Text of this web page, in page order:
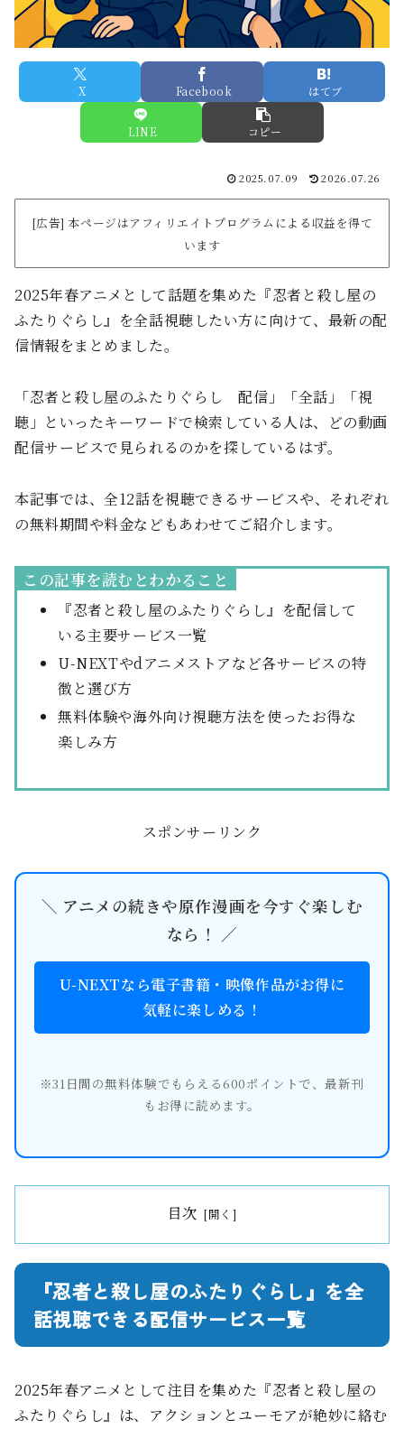
X Facebook はてブ
LINE コピー
2025.07.09 2026.07.26
[広告] 本ページはアフィリエイトプログラムによる収益を得て
います
2025年春アニメとして話題を集めた『忍者と殺し屋の
ふたりぐらし』を全話視聴したい方に向けて、最新の配
信情報をまとめました。
「忍者と殺し屋のふたりぐらし 配信」「全話」「視
聴」といったキーワードで検索している人は、どの動画
配信サービスで見られるのかを探しているはず。
本記事では、全12話を視聴できるサービスや、それぞれ
の無料期間や料金などもあわせてご紹介します。
この記事を読むとわかること
『忍者と殺し屋のふたりぐらし』を配信して
いる主要サービス一覧
U-NEXTやdアニメストアなど各サービスの特
徴と選び方
無料体験や海外向け視聴方法を使ったお得な
楽しみ方
スポンサーリンク
＼ アニメの続きや原作漫画を今すぐ楽しむ
なら！ ／
U-NEXTなら電子書籍・映像作品がお得に
気軽に楽しめる！
※31日間の無料体験でもらえる600ポイントで、最新刊
もお得に読めます。
目次
『忍者と殺し屋のふたりぐらし』を全
話視聴できる配信サービス一覧
2025年春アニメとして注目を集めた『忍者と殺し屋の
ふたりぐらし』は、アクションとユーモアが絶妙に絡む